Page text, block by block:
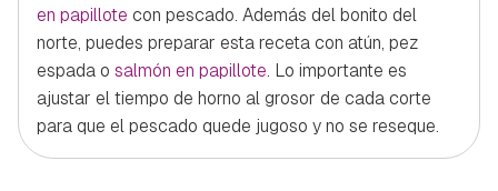
en papillote con pescado. Además del bonito del
norte, puedes preparar esta receta con atún, pez
espada o salmón en papillote. Lo importante es
ajustar el tiempo de horno al grosor de cada corte
para que el pescado quede jugoso y no se reseque.